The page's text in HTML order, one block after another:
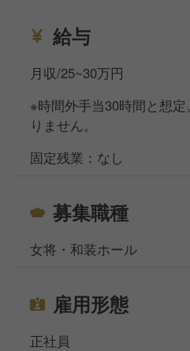
給与
月収/25~30万円
※時間外手当30時間と想
りません。
固定残業：なし
募集職種
女将・和装ホール
雇用形態
正社員